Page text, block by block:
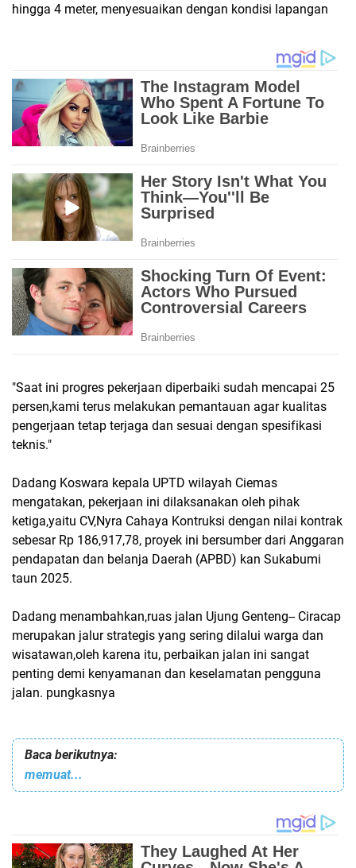
hingga 4 meter, menyesuaikan dengan kondisi lapangan
"Saat ini progres pekerjaan diperbaiki sudah mencapai 25
persen,kami terus melakukan pemantauan agar kualitas
pengerjaan tetap terjaga dan sesuai dengan spesifikasi
teknis."
Dadang Koswara kepala UPTD wilayah Ciemas
mengatakan, pekerjaan ini dilaksanakan oleh pihak
ketiga,yaitu CV,Nyra Cahaya Kontruksi dengan nilai kontrak
sebesar Rp 186,917,78, proyek ini bersumber dari Anggaran
pendapatan dan belanja Daerah (APBD) kan Sukabumi
taun 2025.
Dadang menambahkan,ruas jalan Ujung Genteng-- Ciracap
merupakan jalur strategis yang sering dilalui warga dan
wisatawan,oleh karena itu, perbaikan jalan ini sangat
penting demi kenyamanan dan keselamatan pengguna
jalan. pungkasnya
Baca berikutnya:
memuat...